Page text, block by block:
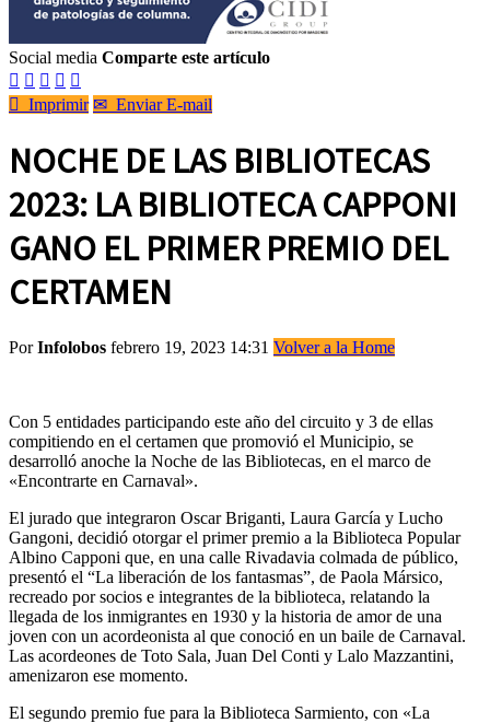
Social media Comparte este artículo
    
 Imprimir ✉ Enviar E-mail
NOCHE DE LAS BIBLIOTECAS
2023: LA BIBLIOTECA CAPPONI
GANO EL PRIMER PREMIO DEL
CERTAMEN
PorInfolobos febrero 19, 2023 14:31 Volver a la Home
Con 5 entidades participando este año del circuito y 3 de ellas
compitiendo en el certamen que promovió el Municipio, se
desarrolló anoche la Noche de las Bibliotecas, en el marco de
«Encontrarte en Carnaval».
El jurado que integraron Oscar Briganti, Laura García y Lucho
Gangoni, decidió otorgar el primer premio a la Biblioteca Popular
Albino Capponi que, en una calle Rivadavia colmada de público,
presentó el “La liberación de los fantasmas”, de Paola Mársico,
recreado por socios e integrantes de la biblioteca, relatando la
llegada de los inmigrantes en 1930 y la historia de amor de una
joven con un acordeonista al que conoció en un baile de Carnaval.
Las acordeones de Toto Sala, Juan Del Conti y Lalo Mazzantini,
amenizaron ese momento.
El segundo premio fue para la Biblioteca Sarmiento, con «La